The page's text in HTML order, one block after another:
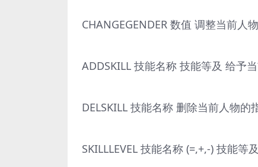
CHANGEGENDER 数值 调整当前人
ADDSKILL 技能名称 技能等及 给予
DELSKILL 技能名称 删除当前人物的
SKILLLEVEL 技能名称 (=,+,-) 技能